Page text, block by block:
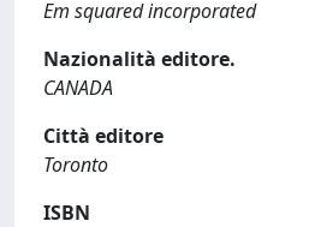
Em squared incorporated
Nazionalità editore.
CANADA
Città editore
Toronto
ISBN